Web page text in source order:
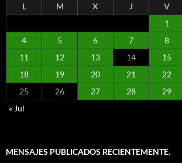
L M X J V
1
4
5 6 7 8
11
12 13 14 15
18
19 20 21 22
25
26 27 28 29
« Jul
MENSAJES PUBLICADOS RECIENTEMENTE.